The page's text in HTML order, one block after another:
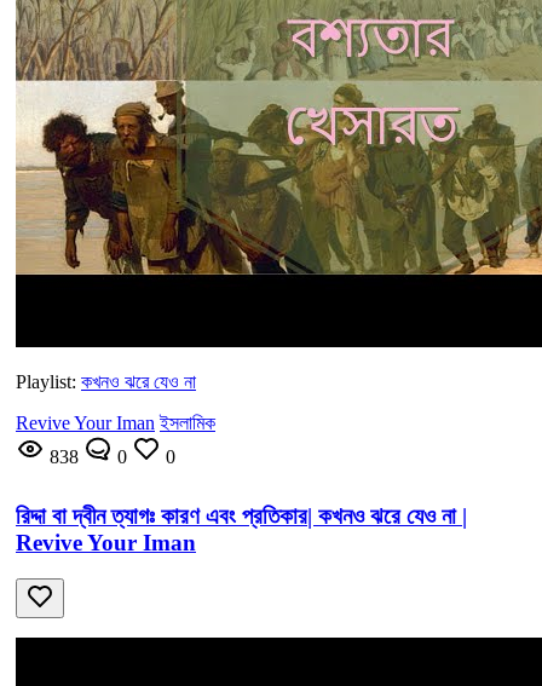
Playlist: কখনও ঝরে যেও না
Revive Your Iman ইসলামিক
838
0 0
রিদ্দা বা দ্বীন ত্যাগঃ কারণ এবং প্রতিকার| কখনও ঝরে যেও না |
Revive Your Iman